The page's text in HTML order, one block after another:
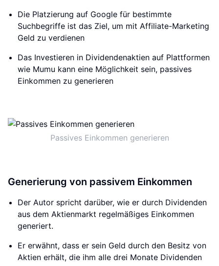
Die Platzierung auf Google für bestimmte
Suchbegriffe ist das Ziel, um mit Affiliate-Marketing
Geld zu verdienen
Das Investieren in Dividendenaktien auf Plattformen
wie Mumu kann eine Möglichkeit sein, passives
Einkommen zu generieren
Passives Einkommen generieren
Generierung von passivem Einkommen
Der Autor spricht darüber, wie er durch Dividenden
aus dem Aktienmarkt regelmäßiges Einkommen
generiert.
Er erwähnt, dass er sein Geld durch den Besitz von
Aktien erhält, die ihm alle drei Monate Dividenden